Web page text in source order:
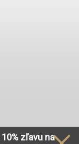
10% zľavu na